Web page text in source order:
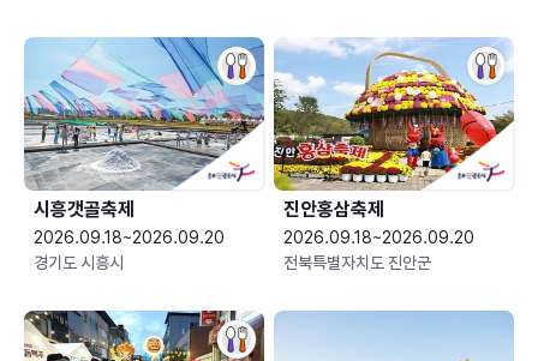
시흥갯골축제
2026.09.18~2026.09.20
경기도 시흥시
진안홍삼축제
2026.09.18~2026.09.20
전북특별자치도 진안군